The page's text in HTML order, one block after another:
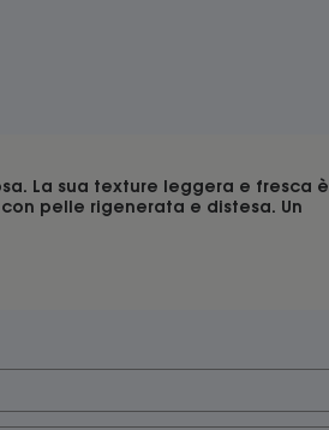
La sua texture leggera e fresca è
pelle rigenerata e distesa. Un